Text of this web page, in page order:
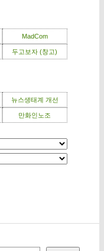
MadCom
두고보자 (창고)
뉴스생태계 개선
만화인노조